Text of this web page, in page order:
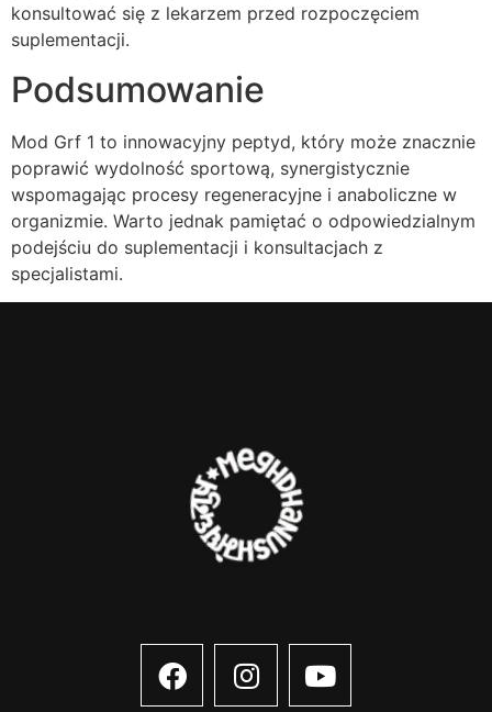
konsultować się z lekarzem przed rozpoczęciem
suplementacji.
Podsumowanie
Mod Grf 1 to innowacyjny peptyd, który może znacznie
poprawić wydolność sportową, synergistycznie
wspomagając procesy regeneracyjne i anaboliczne w
organizmie. Warto jednak pamiętać o odpowiedzialnym
podejściu do suplementacji i konsultacjach z
specjalistami.